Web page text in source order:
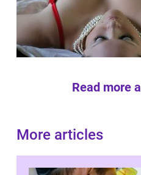
Read more
More articles